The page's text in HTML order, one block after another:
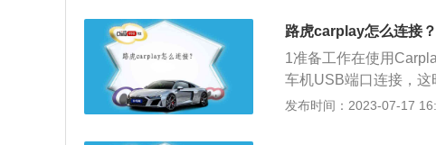
路虎carplay怎么连接？
1准备工作在使用
车机USB端口连接，
y。3点击启动如果车机
发布时间：2023-07-17